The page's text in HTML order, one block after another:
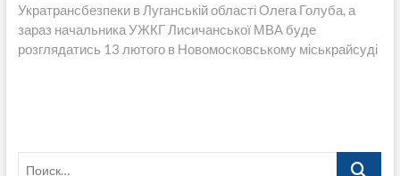
Укратрансбезпеки в Луганській області Олега Голуба, а
зараз начальника УЖКГ Лисичанської МВА буде
розглядатись 13 лютого в Новомосковському міськрайсуді
Поиск…